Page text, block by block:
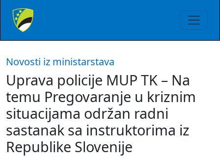
Novosti iz ministarstava
Uprava policije MUP TK – Na
temu Pregovaranje u kriznim
situacijama održan radni
sastanak sa instruktorima iz
Republike Slovenije